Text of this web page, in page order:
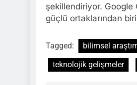
şekillendiriyor. Google
güçlü ortaklarından
Tagged: bilimsel
teknolojik gelişmeler